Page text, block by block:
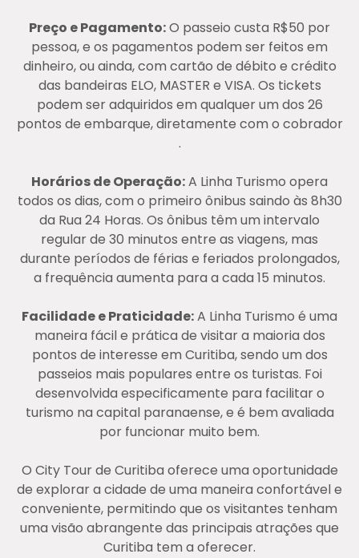
Preço e Pagamento:O passeio custa R$50 por
pessoa, e os pagamentos podem ser feitos em
dinheiro, ou ainda, com cartão de débito e crédito
das bandeiras ELO, MASTER e VISA. Os tickets
podem ser adquiridos em qualquer um dos 26
pontos de embarque, diretamente com o cobrador​
.
Horários de Operação:A Linha Turismo opera
todos os dias, com o primeiro ônibus saindo às 8h30
da Rua 24 Horas. Os ônibus têm um intervalo
regular de 30 minutos entre as viagens, mas
durante períodos de férias e feriados prolongados,
a frequência aumenta para a cada 15 minutos​.
Facilidade e Praticidade:A Linha Turismo é uma
maneira fácil e prática de visitar a maioria dos
pontos de interesse em Curitiba, sendo um dos
passeios mais populares entre os turistas. Foi
desenvolvida especificamente para facilitar o
turismo na capital paranaense, e é bem avaliada
por funcionar muito bem​.
O City Tour de Curitiba oferece uma oportunidade
de explorar a cidade de uma maneira confortável e
conveniente, permitindo que os visitantes tenham
uma visão abrangente das principais atrações que
Curitiba tem a oferecer.